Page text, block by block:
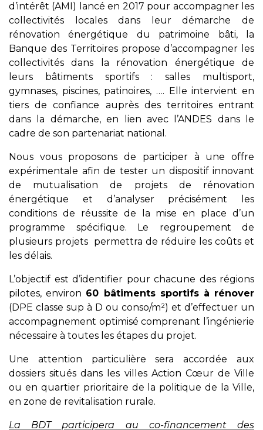
d’intérêt (AMI) lancé en 2017 pour accompagner les
collectivités locales dans leur démarche de
rénovation énergétique du patrimoine bâti, la
Banque des Territoires propose d’accompagner les
collectivités dans la rénovation énergétique de
leurs bâtiments sportifs : salles multisport,
gymnases, piscines, patinoires, …. Elle intervient en
tiers de confiance auprès des territoires entrant
dans la démarche, en lien avec l’ANDES dans le
cadre de son partenariat national.
Nous vous proposons de participer à une offre
expérimentale afin de tester un dispositif innovant
de mutualisation de projets de rénovation
énergétique et d’analyser précisément les
conditions de réussite de la mise en place d’un
programme spécifique. Le regroupement de
plusieurs projets permettra de réduire les coûts et
les délais.
L’objectif est d’identifier pour chacune des régions
pilotes, environ 60 bâtiments sportifs à rénover
(DPE classe sup à D ou conso/m²) et d’effectuer un
accompagnement optimisé comprenant l’ingénierie
nécessaire à toutes les étapes du projet.
Une attention particulière sera accordée aux
dossiers situés dans les villes Action Cœur de Ville
ou en quartier prioritaire de la politique de la Ville,
en zone de revitalisation rurale.
La BDT participera au co-financement des